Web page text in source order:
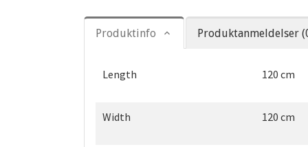
Produktinfo Produktanmeldelser
Length 120 cm
Width 120 cm